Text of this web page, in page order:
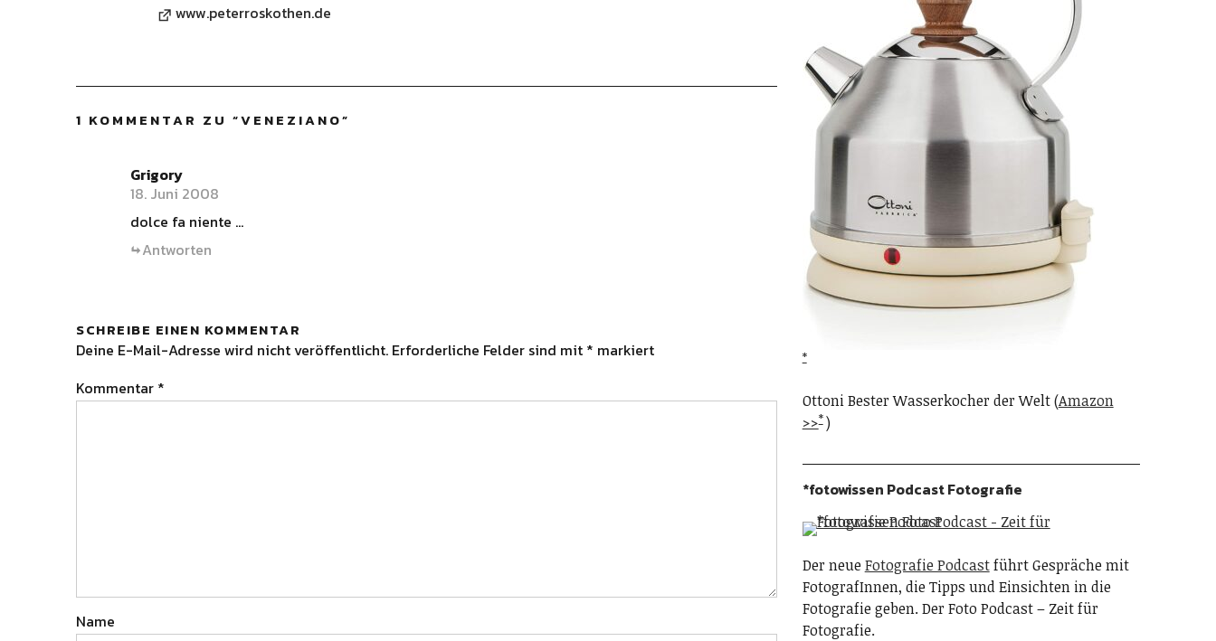
www.peterroskothen.de
1 KOMMENTAR ZU “VENEZIANO”
Grigory
18. Juni 2008
dolce fa niente …
Antworten
SCHREIBE EINEN KOMMENTAR
Deine E-Mail-Adresse wird nicht veröffentlicht. Erforderliche Felder sind mit * markiert
Kommentar *
Name
Ottoni Bester Wasserkocher der Welt (Amazon
>> )
*fotowissen Podcast Fotografie
Der neueFotografie Podcastführt Gespräche mit
FotografInnen, die Tipps und Einsichten in die
Fotografie geben. Der Foto Podcast – Zeit für
Fotografie.